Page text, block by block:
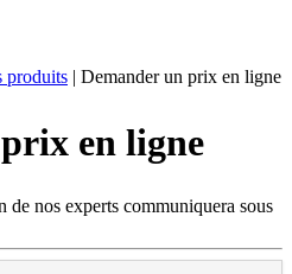
produits | Demander un prix en ligne
en ligne
de nos experts communiquera sous